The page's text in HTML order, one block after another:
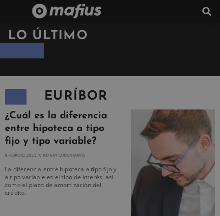
LO ÚLTIMO
EURÍBOR
¿Cuál es la diferencia
entre hipoteca a tipo
fijo y tipo variable?
8 FEBRERO, 2022 NO HAY COMENTARIOS
La diferencia entre hipoteca a tipo fijo y
a tipo variable es el tipo de interés, así
como el plazo de amortización del
crédito.